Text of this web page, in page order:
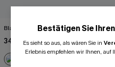
Blaues Top mit V-Ausschnitt
34,00 €
Bestätigen Sie
Es sieht so aus, als wären Sie in
Erlebnis empfehlen wir Ihnen, auf